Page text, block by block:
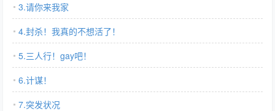
3.请你来我家
4.封杀！我真的不想活了！
5.三人行！gay吧！
6.计谋！
7.突发状况